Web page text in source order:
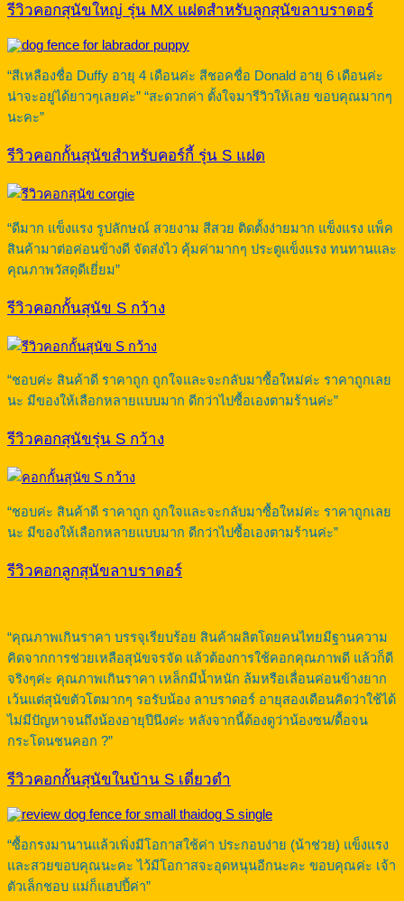
รีวิวคอกสุนัขใหญ่ รุ่น MX แฝดสำหรับลูกสุนัขลาบราดอร์
“สีเหลืองชื่อ Duffy อายุ 4 เดือนค่ะ สีชอคชื่อ Donald อายุ 6 เดือนค่ะ
น่าจะอยู่ได้ยาวๆเลยค่ะ” “สะดวกค่า ตั้งใจมารีวิวให้เลย ขอบคุณมากๆ
นะคะ”
รีวิวคอกกั้นสุนัขสำหรับคอร์กี้ รุ่น S แฝด
“ดีมาก แข็งแรง รูปลักษณ์ สวยงาม สีสวย ติดตั้งง่ายมาก แข็งแรง แพ็ค
สินค้ามาต่อค่อนข้างดี จัดส่งไว คุ้มค่ามากๆ ประตูแข็งแรง ทนทานและ
คุณภาพวัสดุดีเยี่ยม”
รีวิวคอกกั้นสุนัข S กว้าง
“ชอบค่ะ สินค้าดี ราคาถูก ถูกใจและจะกลับมาซื้อใหม่ค่ะ ราคาถูกเลย
นะ มีของให้เลือกหลายแบบมาก ดีกว่าไปซื้อเองตามร้านค่ะ”
รีวิวคอกสุนัขรุ่น S กว้าง
“ชอบค่ะ สินค้าดี ราคาถูก ถูกใจและจะกลับมาซื้อใหม่ค่ะ ราคาถูกเลย
นะ มีของให้เลือกหลายแบบมาก ดีกว่าไปซื้อเองตามร้านค่ะ”
รีวิวคอกลูกสุนัขลาบราดอร์
“คุณภาพเกินราคา บรรจุเรียบร้อย สินค้าผลิตโดยคนไทยมีฐานความ
คิดจากการช่วยเหลือสุนัขจรจัด แล้วต้องการใช้คอกคุณภาพดี แล้วก็ดี
จริงๆค่ะ คุณภาพเกินราคา เหล็กมีน้ำหนัก ล้มหรือเลื่อนค่อนข้างยาก
เว้นแต่สุนัขตัวโตมากๆ รอรับน้อง ลาบราดอร์ อายุสองเดือนคิดว่าใช้ได้
ไม่มีปัญหาจนถึงน้องอายุปีนึงค่ะ หลังจากนี้ต้องดูว่าน้องซน/ดื้อจน
กระโดนชนคอก ?”
รีวิวคอกกั้นสุนัขในบ้าน S เดี่ยวดำ
“ซื้อกรงมานานแล้วเพิ่งมีโอกาสใช้ค่า ประกอบง่าย (น้าช่วย) แข็งแรง
และสวยขอบคุณนะคะ ไว้มีโอกาสจะอุดหนุนอีกนะคะ ขอบคุณค่ะ เจ้า
ตัวเล็กชอบ แม่ก็แฮปปี้ค่า”